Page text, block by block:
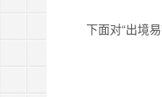
下面对“出境